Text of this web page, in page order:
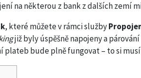
na některou z bank z dalších zemí
, které můžete v rámci služby
již byly úspěšně napojeny a
plateb bude plně fungovat – to si